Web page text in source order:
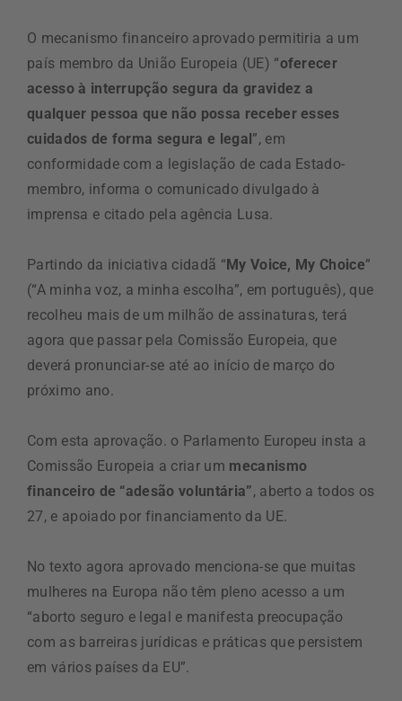
O mecanismo financeiro aprovado permitiria a um
país membro da União Europeia (UE) “oferecer
acesso à interrupção segura da gravidez a
qualquer pessoa que não possa receber esses
cuidados de forma segura e legal”, em
conformidade com a legislação de cada Estado-
membro, informa o comunicado divulgado à
imprensa e citado pela agência Lusa.
Partindo da iniciativa cidadã “My Voice, My Choice”
(“A minha voz, a minha escolha”, em português), que
recolheu mais de um milhão de assinaturas, terá
agora que passar pela Comissão Europeia, que
deverá pronunciar-se até ao início de março do
próximo ano.
Com esta aprovação. o Parlamento Europeu insta a
Comissão Europeia a criar um mecanismo
financeiro de “adesão voluntária”, aberto a todos os
27, e apoiado por financiamento da UE.
No texto agora aprovado menciona-se que muitas
mulheres na Europa não têm pleno acesso a um
“aborto seguro e legal e manifesta preocupação
com as barreiras jurídicas e práticas que persistem
em vários países da EU”.